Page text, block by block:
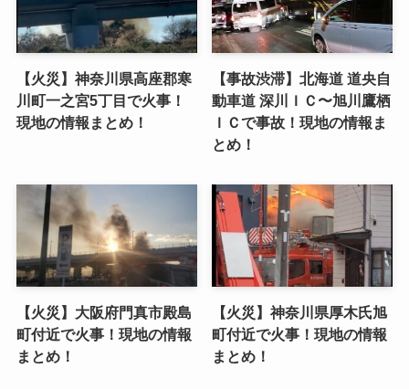
【火災】神奈川県高座郡寒
川町一之宮5丁目で火事！
現地の情報まとめ！
【事故渋滞】北海道 道央自
動車道 深川ＩＣ〜旭川鷹栖
ＩＣで事故！現地の情報ま
とめ！
【火災】大阪府門真市殿島
町付近で火事！現地の情報
まとめ！
【火災】神奈川県厚木氏旭
町付近で火事！現地の情報
まとめ！